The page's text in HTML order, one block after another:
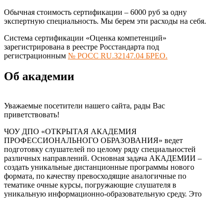
Обычная стоимость сертификации – 6000 руб за одну
экспертную специальность. Мы берем эти расходы на себя.
Система сертификации «Оценка компетенций»
зарегистрирована в реестре Росстандарта под
регистрационным № РОСС RU.З2147.04 БРЕО.
Об академии
Уважаемые посетители нашего сайта, рады Вас
приветствовать!
ЧОУ ДПО «ОТКРЫТАЯ АКАДЕМИЯ
ПРОФЕССИОНАЛЬНОГО ОБРАЗОВАНИЯ» ведет
подготовку слушателей по целому ряду специальностей
различных направлений. Основная задача АКАДЕМИИ –
создать уникальные дистанционные программы нового
формата, по качеству превосходящие аналогичные по
тематике очные курсы, погружающие слушателя в
уникальную информационно-образовательную среду. Это